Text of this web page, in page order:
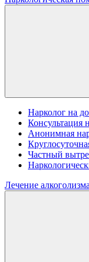
Нарколог на
Консультация
Анонимная
Частный
Лечение алкоголизма